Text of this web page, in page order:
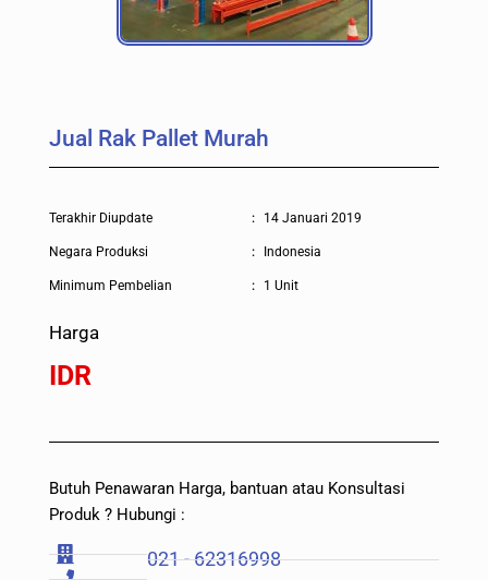
Jual Rak Pallet Murah
Terakhir Diupdate
Negara Produksi
Minimum Pembelian
Harga
IDR
:
:
:
14 Januari 2019
Indonesia
1 Unit
Butuh Penawaran Harga, bantuan atau Konsultasi
Produk ? Hubungi :
021 - 62316998